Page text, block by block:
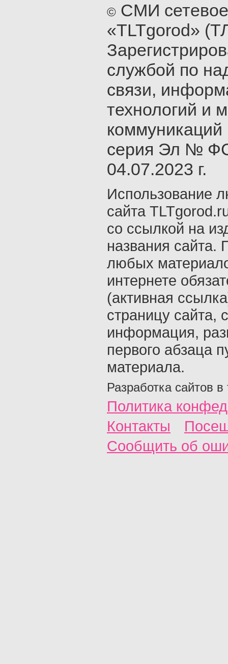
© СМИ
«TLTgorod»
службой по
связи,
технологий и
серия Эл №
04.07.2023 г.
Использование
сайта
со ссылкой на
названия сайта.
любых
интернете
(активная
страницу сайта,
информация,
первого абзаца
материала.
Разработка сайтов в
Политика
Контакты
Сообщить об